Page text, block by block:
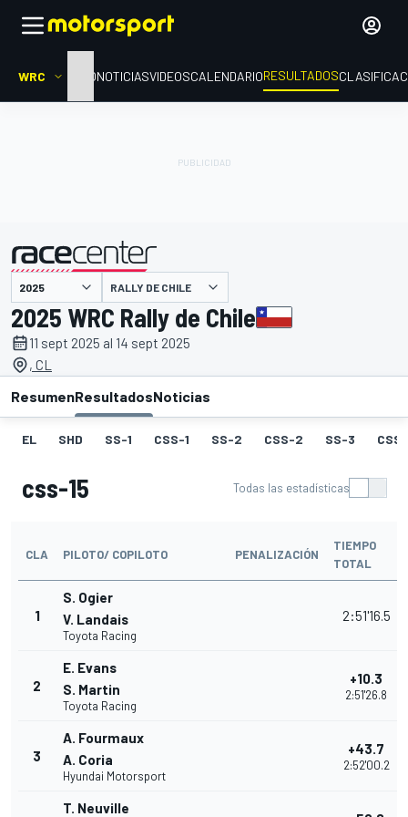
WRC INICIONOTICIASVIDEOSCALENDARIORESULTADOS
presentado por RALLY DE CHILE
2025 WRC Rally de Chile
11 sept 2025 al 14 sept 2025
, CL
ResumenResultadosNoticias
EL SHD SS-1 CSS-1 SS-2 CSS-2 SS-3
css-15 Todas las estadísticas
CLA PILOTO/ COPILOTO PENALIZACIÓN
TIEMPO
TOTAL
1
S. Ogier
V. Landais
Toyota Racing
2:51'16.5
2
E. Evans
S. Martin
Toyota Racing
+10.3
2:51'26.8
3
A. Fourmaux
A. Coria
Hyundai Motorsport
+43.7
2:52'00.2
T. Neuville